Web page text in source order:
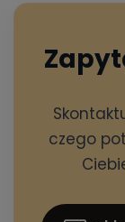
czego